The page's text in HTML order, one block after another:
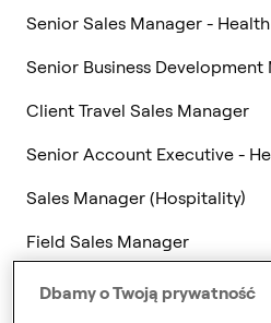
Senior Sales Manager - Health
Senior Business
Client Travel Sales Manager
Senior Account Executive -
Sales Manager (Hospitality)
Field Sales Manager
Business Development
Dbamy o Twoją prywatność